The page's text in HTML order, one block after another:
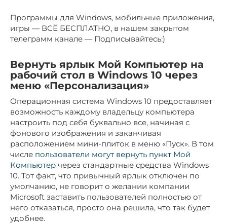
Программы для Windows, мобильные приложения,
игры — ВСЁ БЕСПЛАТНО, в нашем закрытом
телеграмм канале — Подписывайтесь:)
Вернуть ярлык Мой Компьютер на
рабочий стол в Windows 10 через
меню «Персонализация»
Операционная система Windows 10 предоставляет
возможность каждому владельцу компьютера
настроить под себя буквально все, начиная с
фонового изображения и заканчивая
расположением мини-плиток в меню «Пуск». В том
числе пользователи могут вернуть пункт Мой
Компьютер через стандартные средства Windows
10. Тот факт, что привычный ярлык отключен по
умолчанию, не говорит о желании компании
Microsoft заставить пользователей полностью от
него отказаться, просто она решила, что так будет
удобнее.